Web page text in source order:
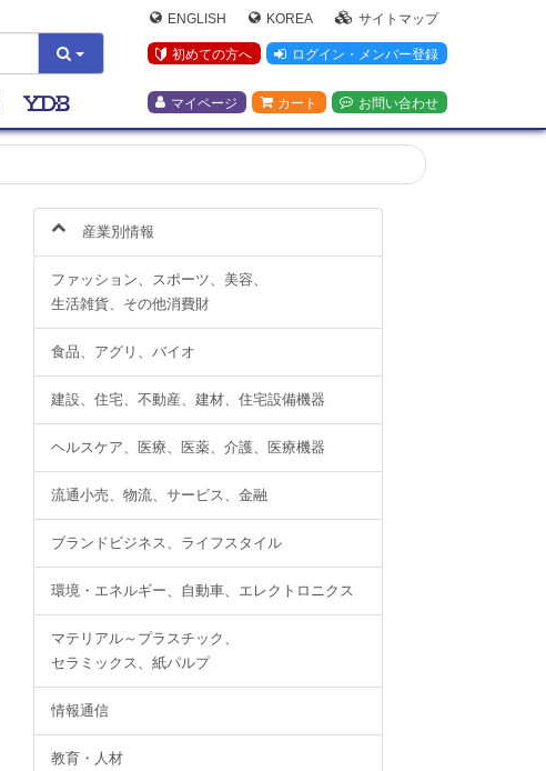
ENGLISH KOREA サイトマップ
初めての方へ ログイン・メンバー登録
マイページ カート お問い合わせ
産業別情報
ファッション、スポーツ、美容、
生活雑貨、その他消費財
食品、アグリ、バイオ
建設、住宅、不動産、建材、住宅設備機器
ヘルスケア、医療、医薬、介護、医療機器
流通小売、物流、サービス、金融
ブランドビジネス、ライフスタイル
環境・エネルギー、自動車、エレクトロニクス
マテリアル～プラスチック、
セラミックス、紙パルプ
情報通信
教育・人材